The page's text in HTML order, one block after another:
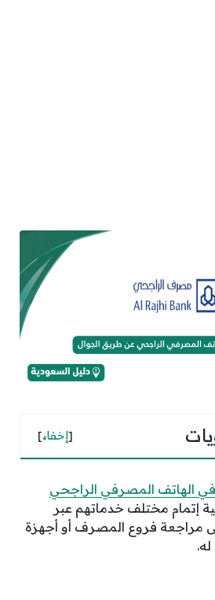
[إخفاء]
الهاتف المصرفي الراجحي
إتمام مختلف خدماتهم عبر
مراجعة فروع المصرف أو أجهزة
له.